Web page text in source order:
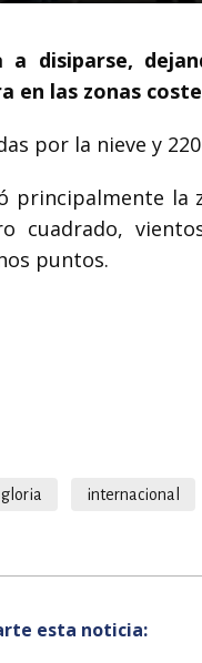
a disiparse,
en las zonas
por la nieve y
principalmente la
cuadrado,
puntos.
gloria internacional
esta noticia: